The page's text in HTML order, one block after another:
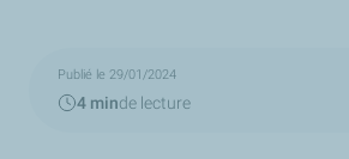
Publié le 29/01/2024
4 minde lecture